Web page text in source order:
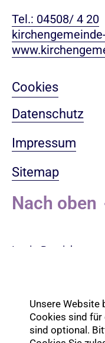
Tel.: 04508/ 4 20
Cookies
Datenschutz
Impressum
Sitemap
Nach oben
Login-Bereich
Unsere Website
Cookies sind für
sind optional.